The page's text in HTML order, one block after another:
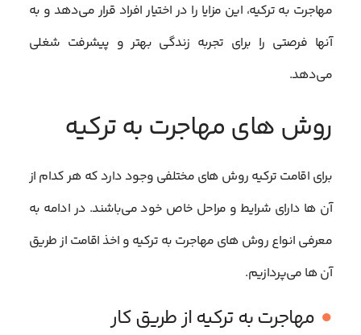
مهاجرت به ترکیه، این مزایا را در اختیار افراد قرار می‌دهد و به
آنها فرصتی را برای تجربه زندگی بهتر و پیشرفت شغلی
می‌دهد.
روش های مهاجرت به ترکیه
برای اقامت ترکیه روش های مختلفی وجود دارد که هر کدام از
آن ها دارای شرایط و مراحل خاص خود می‌باشند. در ادامه به
معرفی انواع روش های مهاجرت به ترکیه و اخذ اقامت از طریق
آن ها می‌پردازیم.
مهاجرت به ترکیه از طریق کار